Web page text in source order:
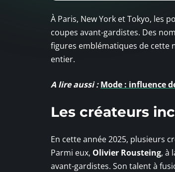
À Paris, New York et Tokyo, les
coupes avant-gardistes. Des
figures emblématiques de cette
entier.
A lire aussi : Mode : influence
Les créateurs
En cette année 2025, plusieurs
Parmi eux, Olivier Rousteing, à
avant-gardistes. Son talent à